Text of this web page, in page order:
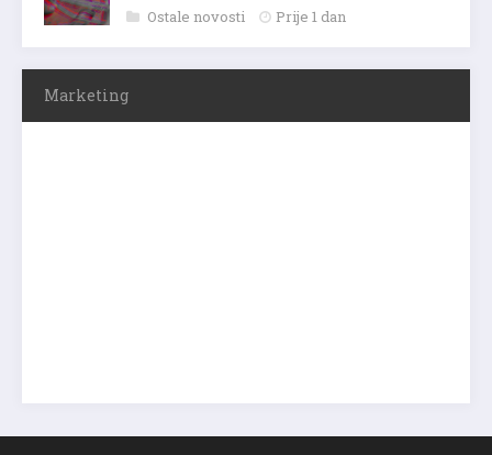
Ostale novosti Prije 1 dan
Marketing